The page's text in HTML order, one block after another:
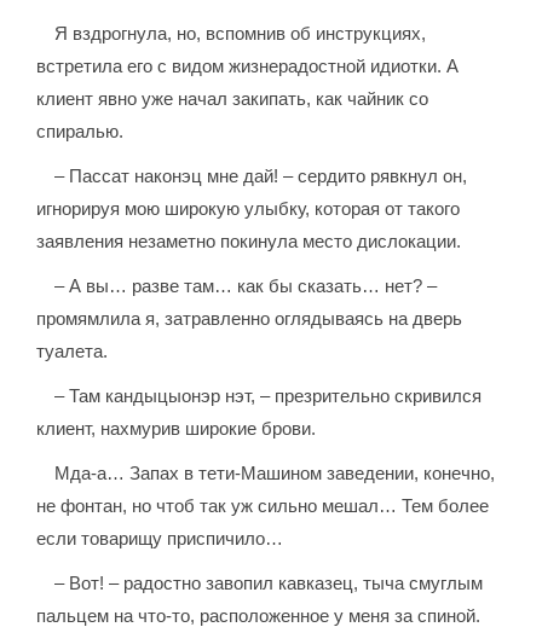
Я вздрогнула, но, вспомнив об инструкциях,
встретила его с видом жизнерадостной идиотки. А
клиент явно уже начал закипать, как чайник со
спиралью.
– Пассат наконэц мне дай! – сердито рявкнул он,
игнорируя мою широкую улыбку, которая от такого
заявления незаметно покинула место дислокации.
– А вы… разве там… как бы сказать… нет? –
промямлила я, затравленно оглядываясь на дверь
туалета.
– Там кандыцыонэр нэт, – презрительно скривился
клиент, нахмурив широкие брови.
Мда-а… Запах в тети-Машином заведении, конечно,
не фонтан, но чтоб так уж сильно мешал… Тем более
если товарищу приспичило…
– Вот! – радостно завопил кавказец, тыча смуглым
пальцем на что-то, расположенное у меня за спиной.